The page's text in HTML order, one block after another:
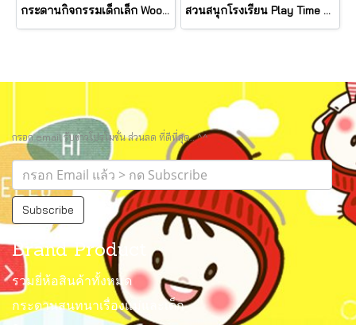
กระดานกิจกรรมเด็กเล็ก Wooden Work & Play Desktop Activity Board รุ่น 30753 ยี่ห้อ Melissa & Doug สวนสนุกโรงเรียน Play Time School (รุ่น 9927) ยี่ห้อ PLAYGO
กรอก email รับข่าวโปรโมชั่น ส่วนลด ที่ดีที่สุด.. ^^
Subscribe
Brand Product
รวมยี่ห้อสินค้าทั้งหมด
กระดานสนทนาเรื่องแม่และเด็ก